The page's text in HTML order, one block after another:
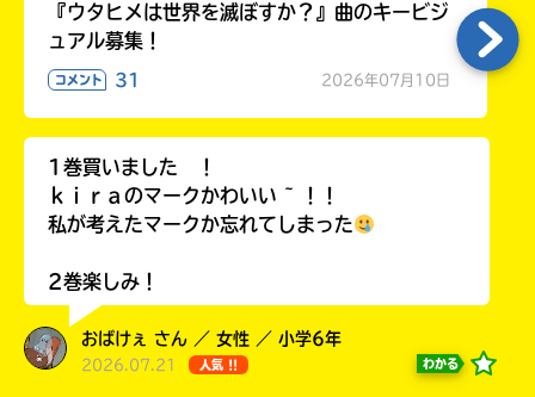
『ウタヒメは世界を滅ぼすか？』曲のキービジ
ュアル募集！
コメント 31 2026年07月10日
1巻買いました ！
ｋｉｒａのマークかわいい ~ ！！
私が考えたマークか忘れてしまった
2巻楽しみ！
おばけぇ さん ／ 女性 ／ 小学6年
2026.07.21 人気 !! わかる
え
ラ
も
う
認